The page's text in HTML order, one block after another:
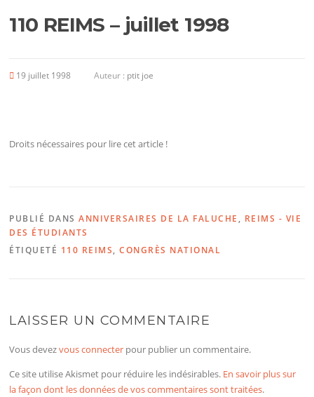
110 REIMS – juillet 1998
19 juillet 1998 Auteur : ptit joe
Droits nécessaires pour lire cet article !
PUBLIÉ DANSANNIVERSAIRES DE LA FALUCHE , REIMS - VIE
DES ÉTUDIANTS
ÉTIQUETÉ 110 REIMS,CONGRÈS NATIONAL
LAISSER UN COMMENTAIRE
Vous devezvous connecter pour publier un commentaire.
Ce site utilise Akismet pour réduire les indésirables. En savoir plus sur
la façon dont les données de vos commentaires sont traitées.